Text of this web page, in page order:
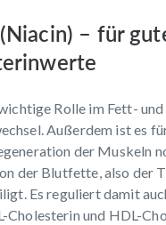
– für
Rolle im Fett- und
Außerdem ist es
der Muskeln
der Blutfette, also der
Es reguliert damit
Cholesterin und HDL-